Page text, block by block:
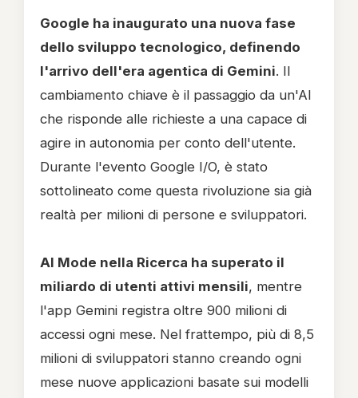
Google ha inaugurato una nuova fase
dello sviluppo tecnologico, definendo
l'arrivo dell'era agentica di Gemini. Il
cambiamento chiave è il passaggio da un'AI
che risponde alle richieste a una capace di
agire in autonomia per conto dell'utente.
Durante l'evento Google I/O, è stato
sottolineato come questa rivoluzione sia già
realtà per milioni di persone e sviluppatori.
AI Mode nella Ricerca ha superato il
miliardo di utenti attivi mensili, mentre
l'app Gemini registra oltre 900 milioni di
accessi ogni mese. Nel frattempo, più di 8,5
milioni di sviluppatori stanno creando ogni
mese nuove applicazioni basate sui modelli